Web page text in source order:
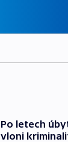
Po letech
vloni